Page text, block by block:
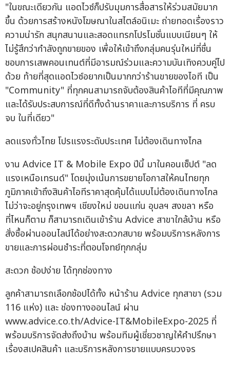
"ในขณะเดียวกัน แอดไวซ์ก็ปรับมุมการสื่อสารให้ร่วมสมัยมาก
ขึ้น ด้วยการสร้างหนังโฆษณาในสไตล์อนิเมะ ถ่ายทอดเรื่องราว
ความน่ารัก สนุกสนานและสอดแทรกโปรโมชั่นแบบเนียนๆ ให้
ไม่รู้สึกว่ากำลังถูกขายของ เพื่อให้เข้าถึงกลุ่มคนรุ่นใหม่ที่ชื่น
ชอบการเสพคอนเทนต์ที่มีอารมณ์ร่วมและความบันเทิงควบคู่ไป
ด้วย ท้ายที่สุดแอดไวซ์อยากเป็นมากกว่าร้านขายของไอที เป็น
"Community" ที่ทุกคนสามารถจับต้องสินค้าไอทีที่มีคุณภาพ
และได้รับประสบการณ์ที่ดีทั้งด้านราคาและการบริการ ที่ ครบ
จบ ในที่เดียว"
ลดแรงทั่วไทย โปรแรงระดับประเทศ ไม่ต้องเดินทางไกล
งาน Advice IT & Mobile Expo ปีนี้ มาในคอนเซ็ปต์ "ลด
แรงเหนือเทรนด์" โดยมุ่งเน้นการขยายโอกาสให้คนไทยทุก
ภูมิภาคเข้าถึงสินค้าไอทีราคาสุดคุ้มได้แบบไม่ต้องเดินทางไกล
ไม่ว่าจะอยู่กรุงเทพฯ เชียงใหม่ ขอนแก่น อุบลฯ สงขลา หรือ
ที่ไหนก็ตาม ก็สามารถเดินเข้าร้าน Advice สาขาใกล้บ้าน หรือ
สั่งซื้อผ่านออนไลน์ได้อย่างสะดวกสบาย พร้อมบริการหลังการ
ขายและการผ่อนชำระที่ตอบโจทย์ทุกกลุ่ม
สะดวก ช้อปง่าย ได้ทุกช่องทาง
ลูกค้าสามารถเลือกช้อปได้ทั้ง หน้าร้าน Advice ทุกสาขา (รวม
116 แห่ง) และ ช่องทางออนไลน์ ผ่าน
www.advice.co.th/Advice-IT&MobileExpo-2025 ที่
พร้อมบริการจัดส่งถึงบ้าน พร้อมทีมผู้เชี่ยวชาญให้คำปรึกษา
เรื่องสเปคสินค้า และบริการหลังการขายแบบครบวงจร